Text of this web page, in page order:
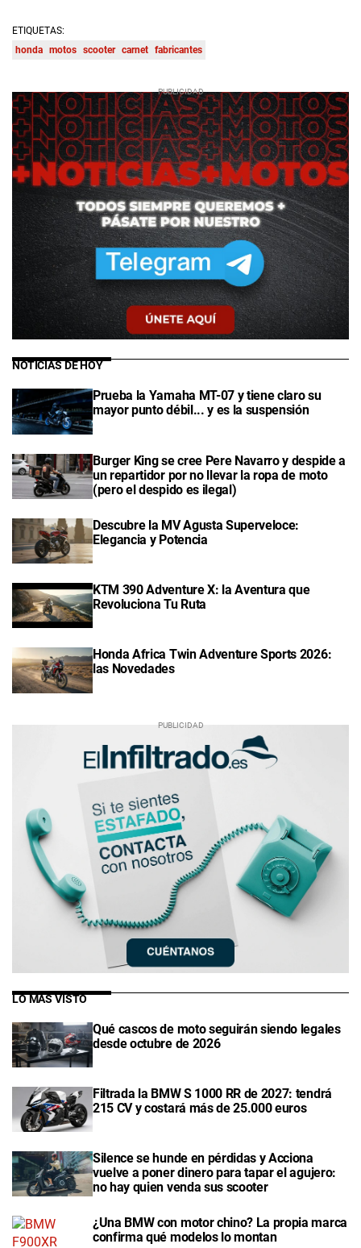
ETIQUETAS:
honda motos scooter carnet fabricantes
NOTICIAS DE HOY
Prueba la Yamaha MT-07 y tiene claro su
mayor punto débil... y es la suspensión
Burger King se cree Pere Navarro y despide a
un repartidor por no llevar la ropa de moto
(pero el despido es ilegal)
Descubre la MV Agusta Superveloce:
Elegancia y Potencia
KTM 390 Adventure X: la Aventura que
Revoluciona Tu Ruta
Honda Africa Twin Adventure Sports 2026:
las Novedades
LO MÁS VISTO
Qué cascos de moto seguirán siendo legales
desde octubre de 2026
Filtrada la BMW S 1000 RR de 2027: tendrá
215 CV y costará más de 25.000 euros
Silence se hunde en pérdidas y Acciona
vuelve a poner dinero para tapar el agujero:
no hay quien venda sus scooter
¿Una BMW con motor chino? La propia marca
confirma qué modelos lo montan